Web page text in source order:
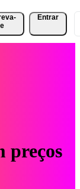
Entrar
preços